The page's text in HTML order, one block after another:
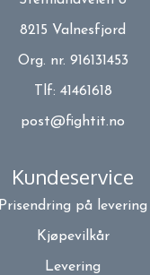
8215 Valnesfjord
Org. nr. 916131453
Tlf: 41461618
post@fightit.no
Kundeservice
Prisendring på levering
Kjøpevilkår
Levering